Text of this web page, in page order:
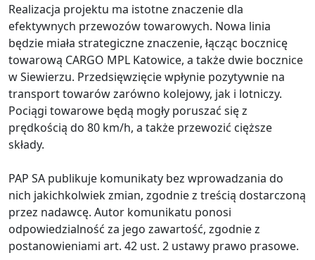
Realizacja projektu ma istotne znaczenie dla
efektywnych przewozów towarowych. Nowa linia
będzie miała strategiczne znaczenie, łącząc bocznicę
towarową CARGO MPL Katowice, a także dwie bocznice
w Siewierzu. Przedsięwzięcie wpłynie pozytywnie na
transport towarów zarówno kolejowy, jak i lotniczy.
Pociągi towarowe będą mogły poruszać się z
prędkością do 80 km/h, a także przewozić cięższe
składy.
PAP SA publikuje komunikaty bez wprowadzania do
nich jakichkolwiek zmian, zgodnie z treścią dostarczoną
przez nadawcę. Autor komunikatu ponosi
odpowiedzialność za jego zawartość, zgodnie z
postanowieniami art. 42 ust. 2 ustawy prawo prasowe.